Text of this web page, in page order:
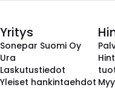
Yritys
Sonepar Suomi Oy
Ura
Laskutustiedot
Yleiset hankintaehdot